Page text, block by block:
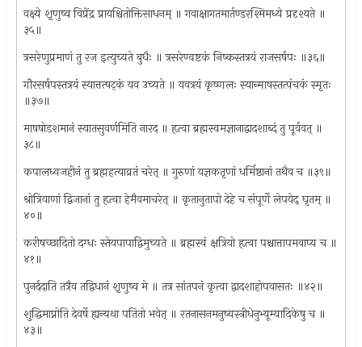
वक्ष्ये श़ृणुष्व विप्रेंद्र प्रायश्चितोक्तिसाधनम् ॥ गवाक्षागतमार्तण्डरश्मिमध्ये प्रदृश्यते ॥
३५॥
त्रसरेणुप्रमाणं तु रज इत्युच्यते बुधैः ॥ त्रसरेण्वष्टकं निष्कस्तत्रयं राजसर्षपः ॥३६॥
गौरसर्षपस्तत्रयं स्यात्तत्षट्कं यव उच्यते ॥ यवत्रयं कृष्णलः स्यान्माषस्तत्पंचकं स्मृतः
॥३७॥
माषषोडशमानं स्यातसुवर्णमिति नारद ॥ हृत्वा ब्रह्मस्वमज्ञानाद्वादशाब्दं तु पूर्ववत् ॥
३८॥
कपालध्वजहीनं तु ब्रह्महत्याव्रतं चरेत् ॥ गुरुणां यज्ञकतृणां धर्मिष्ठानां तथैव च ॥३९॥
श्रोत्रियाणां द्विजानां तु हृत्वा हेमैवमाचरेत् ॥ कृतानुतापो देहे च संपूर्णे लेपयेद् घृतम् ॥
४०॥
करीषच्छादितो दग्धः स्तेयपापाद्विमुच्यते ॥ ब्रह्मस्वं क्षत्रियो हृत्वा पश्चात्तापमवाप्य च ॥
४१॥
पुनर्ददाति तत्रैव तद्विधानं श़ृणुष्व मे ॥ तत्र सांतपनं कृत्वा द्वादशाहोपवासतः ॥४२॥
शुद्धिमाप्नोति देवर्षे ह्यन्यथा पतितो भवेत् ॥ रतनासनमनुष्यस्त्रीधेनुभ्यूम्यादिकेषु च ॥
४३॥